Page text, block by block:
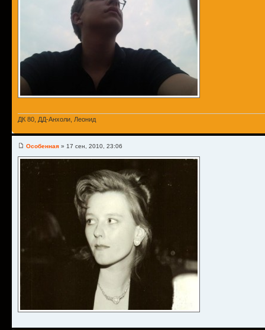
ДК 80, ДД-Анхоли, Леонид
Особенная » 17 сен, 2010, 23:06